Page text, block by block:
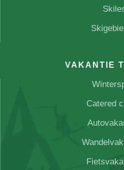
VAKANTIE
Catered